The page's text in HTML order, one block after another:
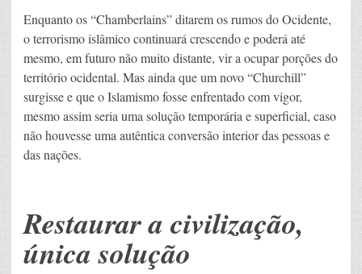
Enquanto os “Chamberlains” ditarem os rumos do Ocidente,
o terrorismo islâmico continuará crescendo e poderá até
mesmo, em futuro não muito distante, vir a ocupar porções do
território ocidental. Mas ainda que um novo “Churchill”
surgisse e que o Islamismo fosse enfrentado com vigor,
mesmo assim seria uma solução temporária e superficial, caso
não houvesse uma autêntica conversão interior das pessoas e
das nações.
Restaurar a civilização,
única solução